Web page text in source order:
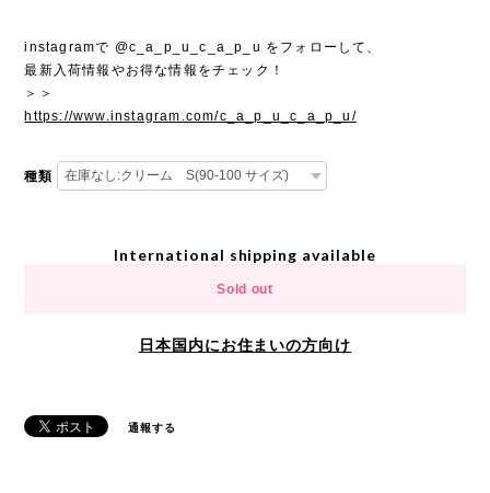
instagramで @c_a_p_u_c_a_p_u をフォローして、
最新入荷情報やお得な情報をチェック！
＞＞
https://www.instagram.com/c_a_p_u_c_a_p_u/
種類
International shipping available
Sold out
日本国内にお住まいの方向け
通報する